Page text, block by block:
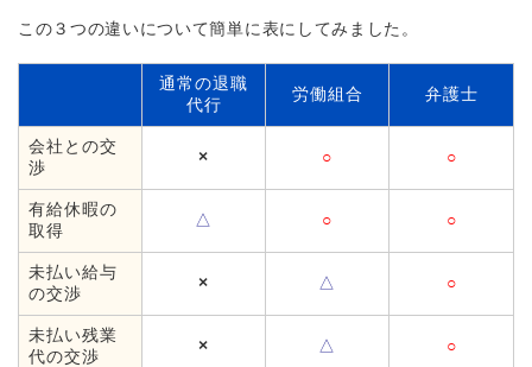
この３つの違いについて簡単に表にしてみました。
通常の退職
代行
労働組合 弁護士
会社との交
渉
× ○ ○
有給休暇の
取得
△ ○ ○
未払い給与
の交渉
× △ ○
未払い残業
代の交渉
× △ ○